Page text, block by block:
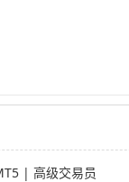
| 高级交易员